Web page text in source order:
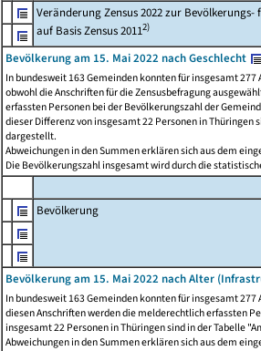
Veränderung Zensus 2022 zur Bevölkerungs-
auf Basis Zensus 20112)
Bevölkerung am 15. Mai 2022 nach Geschlecht
In bundesweit 163 Gemeinden konnten für insgesamt
obwohl die Anschriften für die Zensusbefragung
erfassten Personen bei der Bevölkerungszahl der
dieser Differenz von insgesamt 22 Personen in
dargestellt.
Abweichungen in den Summen erklären sich aus dem
Die Bevölkerungszahl insgesamt wird durch die
Bevölkerung
Bevölkerung am 15. Mai 2022 nach Alter
In bundesweit 163 Gemeinden konnten für insgesamt
diesen Anschriften werden die melderechtlich erfassten
insgesamt 22 Personen in Thüringen sind in der Tabelle
Abweichungen in den Summen erklären sich aus dem